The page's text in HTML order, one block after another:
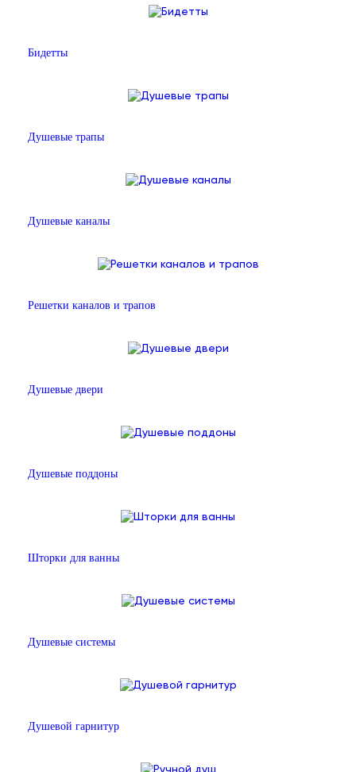
Бидетты
Душевые трапы
Душевые каналы
Решетки каналов и трапов
Душевые двери
Душевые поддоны
Шторки для ванны
Душевые системы
Душевой гарнитур